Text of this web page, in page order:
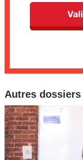
Autres dossiers